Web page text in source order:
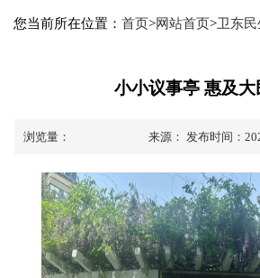
您当前所在位置： 首页>网站首页>卫东民
小小议事亭 惠及大
来源： 发布时间：
浏览量：